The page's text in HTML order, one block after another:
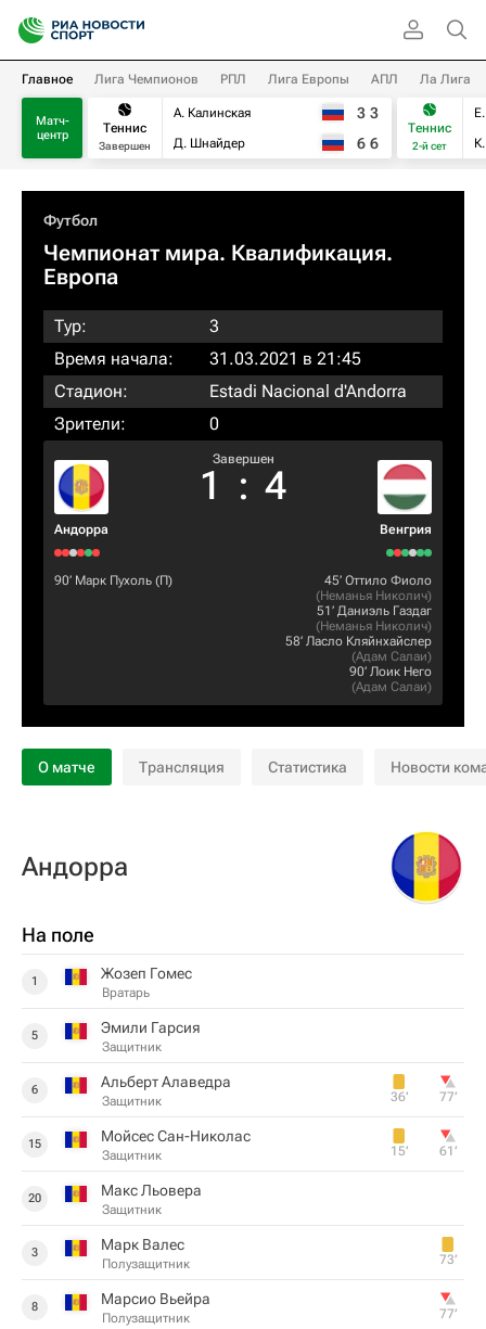
Главное Лига Чемпионов РПЛ Лига Европы АПЛ Ла Лига
Матч-
центр
Теннис
Завершен
А. Калинская
Д. Шнайдер
3 3
6 6
Теннис
2-й сет
Футбол
Чемпионат мира. Квалификация.
Европа
Тур:
3
Время начала:
31.03.2021 в 21:45
Стадион:
Estadi Nacional d'Andorra
Зрители:
0
Андорра
Завершен
1 : 4
Венгрия
90‎’‎ Марк Пухоль (П) 45‎’‎ Оттило Фиоло
(Неманья Николич)
51‎’‎ Даниэль Газдаг
(Неманья Николич)
58‎’‎ Ласло Кляйнхайслер
(Адам Салаи)
90‎’‎ Лоик Него
(Адам Салаи)
О матче Трансляция Статистика Новости
Андорра
На поле
1 Жозеп Гомес
Вратарь
5 Эмили Гарсия
Защитник
6 Альберт Алаведра
Защитник 36‎’‎ 77‎’‎
15 Мойсес Сан-Николас
Защитник 15‎’‎ 61‎’‎
20 Макс Льовера
Защитник
3 Марк Валес
Полузащитник 73‎’‎
8 Марсио Вьейра
Полузащитник 77‎’‎